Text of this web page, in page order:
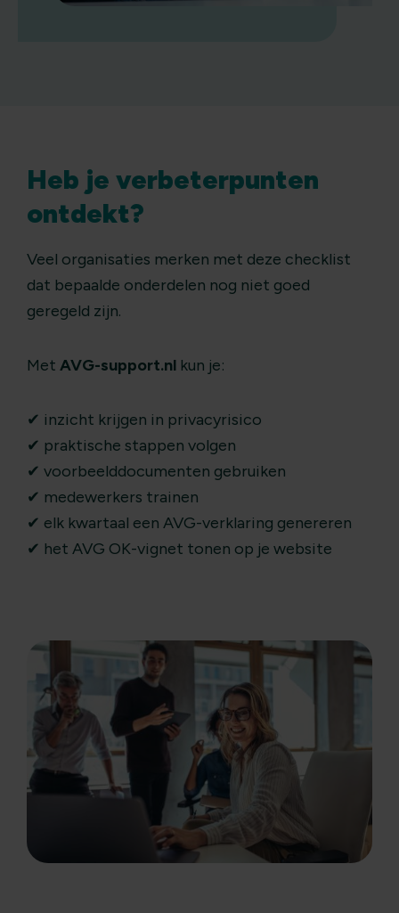
Heb je verbeterpunten
ontdekt?
Veel organisaties merken met deze checklist
dat bepaalde onderdelen nog niet goed
geregeld zijn.
Met AVG-support.nl kun je:
✔ inzicht krijgen in privacyrisico
✔ praktische stappen volgen
✔ voorbeelddocumenten gebruiken
✔ medewerkers trainen
✔ elk kwartaal een AVG-verklaring genereren
✔ het AVG OK-vignet tonen op je website